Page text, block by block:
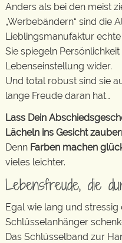
Anders als bei den meist
„Werbebändern“ sind die
Lieblingsmanufaktur
Sie spiegeln
Lebenseinstellung wider.
Und total robust sind sie
lange Freude daran hat…
Lass Dein
Lächeln ins Gesicht
Denn Farben machen
vieles leichter.
Lebensfreude, die
Egal wie lang und
Schlüsselanhänger
Das Schlüsselband zur